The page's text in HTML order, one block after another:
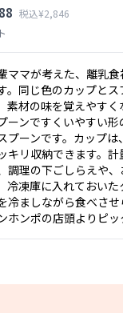
税込¥2,846
ママが考えた、離乳
。同じ色のカップと
素材の味を覚えやすく
ーンですくいやすい
プーンです。カップ
キリ収納できます。
調理の下ごしらえや
冷凍庫に入れておい
冷ましながら食べさ
ホンポの店頭よりピッ